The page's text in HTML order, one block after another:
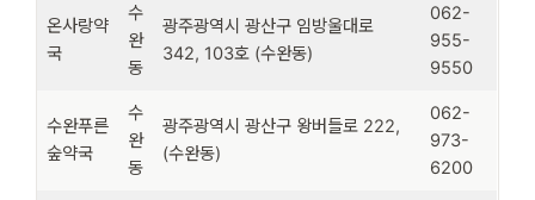
온사랑약
국
수
완
동
광주광역시 광산구 임방울대로
342, 103호 (수완동)
062-
955-
9550
수완푸른
숲약국
수
완
동
광주광역시 광산구 왕버들로 222,
(수완동)
062-
973-
6200